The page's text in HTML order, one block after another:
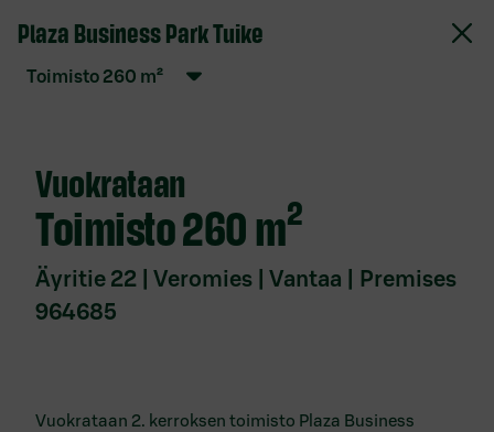
Plaza Business Park Tuike
toimisto 260 m²
Vuokrataan
toimisto260 m²
Äyritie 22 | Veromies | Vantaa | Premises
964685
Vuokrataan 2. kerroksen toimisto Plaza Business
S-Pankki Vuokrattavat toimitilat
Tietosuojaseloste
Saavutettavuusseloste
Anna palautetta
Ota yhteyttä